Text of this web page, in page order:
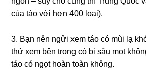
của táo với hơn 400 loại).
3. Bạn nên ngửi xem táo có mùi lạ
thử xem bên trong có bị sâu mọt
táo có ngọt hoàn toàn không.